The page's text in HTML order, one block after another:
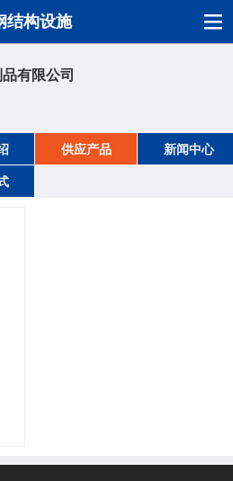
结构设施
有限公司
供应产品 新闻中心